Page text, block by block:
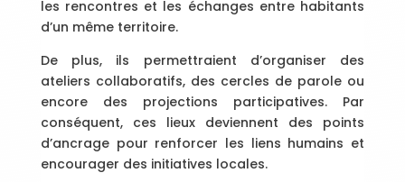
les rencontres et les échanges entre habitants
d’un même territoire.
De plus, ils permettraient d’organiser des
ateliers collaboratifs, des cercles de parole ou
encore des projections participatives. Par
conséquent, ces lieux deviennent des points
d’ancrage pour renforcer les liens humains et
encourager des initiatives locales.